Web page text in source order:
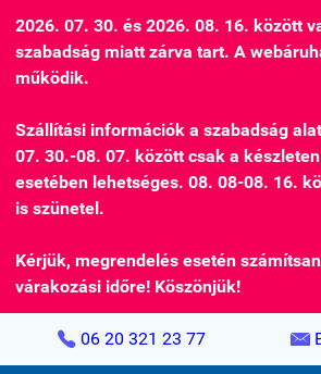
2026. 07. 30. és 2026. 08. 16. között
szabadság miatt zárva tart. A
működik.
Szállítási információk a szabadság
07. 30.-08. 07. között csak a
esetében lehetséges. 08. 08-08. 16.
is szünetel.
Kérjük, megrendelés esetén
várakozási időre! Köszönjük!
 06 20 321 23 77 